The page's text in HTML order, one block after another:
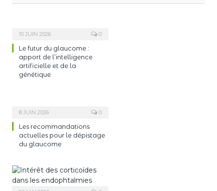
10 JUIN 2026 0
Le futur du glaucome :
apport de l’intelligence
artificielle et de la
génétique
8 JUIN 2026 0
Les recommandations
actuelles pour le dépistage
du glaucome